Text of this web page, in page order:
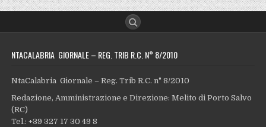
NTACALABRIA GIORNALE – REG. TRIB R.C. N° 8/2010
NtaCalabria Giornale – Reg. Trib R.C. n° 8/2010
Redazione, Amministrazione e Direzione: Melito di Porto Salvo
(RC)
Tel.: +39 327 17 30 49 8